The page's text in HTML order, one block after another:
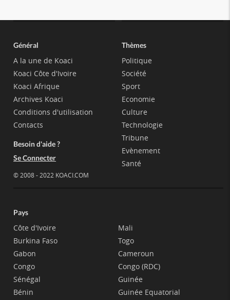
Général
A la une de Koaci
Koaci Côte d'Ivoire
Koaci Afrique
Archives Koaci
Conditions d'utilisation
Contacts
Besoin d'aide ?
Se Connecter
© 2008 - 2022 KOACI.COM
Thèmes
Politique
Société
Sport
Economie
Culture
Technologie
Tribune
Evènement
Santé
Pays
Côte d'Ivoire
Burkina Faso
Gabon
Congo
Sénégal
Bénin
Mali
Togo
Cameroun
Congo (RDC)
Guinée
Guinée Equatorial